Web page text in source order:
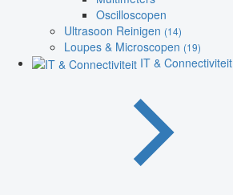
Oscilloscopen
Ultrasoon Reinigen (14)
Loupes & Microscopen (19)
IT & Connectiviteit